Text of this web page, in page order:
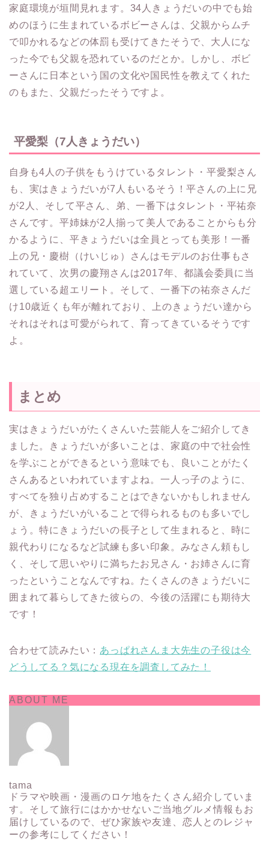
家庭環境が垣間見れます。34人きょうだいの中でも始
めのほうに生まれているボビーさんは、父親からムチ
で叩かれるなどの体罰も受けてきたそうで、大人にな
った今でも父親を恐れているのだとか。しかし、ボビ
ーさんに日本という国の文化や国民性を教えてくれた
のもまた、父親だったそうですよ。
平愛梨（7人きょうだい）
自身も4人の子供をもうけているタレント・平愛梨さん
も、実はきょうだいが7人もいるそう！平さんの上に兄
が2人、そして平さん、弟、一番下はタレント・平祐奈
さんです。平姉妹が2人揃って美人であることからも分
かるように、平きょうだいは全員とっても美形！一番
上の兄・慶樹（けいじゅ）さんはモデルのお仕事もさ
れていて、次男の慶翔さんは2017年、都議会委員に当
選している超エリート。そして、一番下の祐奈さんだ
け10歳近くも年が離れており、上のきょうだい達から
それはそれは可愛がられて、育ってきているそうです
よ。
まとめ
実はきょうだいがたくさんいた芸能人をご紹介してき
ました。きょうだいが多いことは、家庭の中で社会性
を学ぶことができるという意味でも、良いことがたく
さんあるといわれていますよね。一人っ子のように、
すべてを独り占めすることはできないかもしれません
が、きょうだいがいることで得られるものも多いでし
ょう。特にきょうだいの長子として生まれると、時に
親代わりになるなど試練も多い印象。みなさん頼もし
く、そして思いやりに満ちたお兄さん・お姉さんに育
ったということなんですね。たくさんのきょうだいに
囲まれて暮らしてきた彼らの、今後の活躍にも期待大
です！
合わせて読みたい： あっぱれさんま大先生の子役は今
どうしてる？気になる現在を調査してみた！
ABOUT ME
tama
ドラマや映画・漫画のロケ地をたくさん紹介していま
す。そして旅行にはかかせないご当地グルメ情報もお
届けしているので、ぜひ家族や友達、恋人とのレジャ
ーの参考にしてください！